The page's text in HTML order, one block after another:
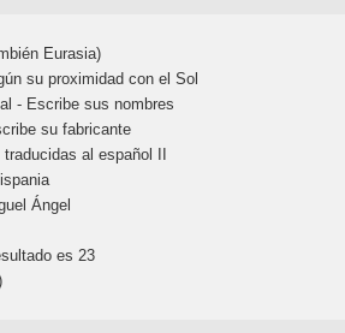
Eurasia)
su proximidad con el Sol
- Escribe sus nombres
su fabricante
al español II
Ángel
es 23